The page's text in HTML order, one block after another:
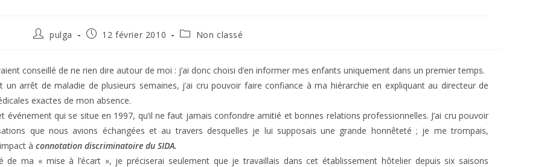
Auteur/autrice
publication :
pulga
Publication
12 février 2010
PostNon classé
conseillé de ne rien dire autour de moi : j’ai donc choisi d’en informer mes enfants uniquement dans un premier temps.
arrêt de maladie de plusieurs semaines, j’ai cru pouvoir faire confiance à ma hiérarchie en expliquant au directeur de
exactes de mon absence.
événement qui se situe en 1997, qu’il ne faut jamais confondre amitié et bonnes relations professionnelles. J’ai cru pouvoir
que nous avions échangées et au travers desquelles je lui supposais une grande honnêteté ; je me trompais,
à connotation discriminatoire du SIDA.
ma « mise à l’écart », je préciserai seulement que je travaillais dans cet établissement hôtelier depuis six saisons